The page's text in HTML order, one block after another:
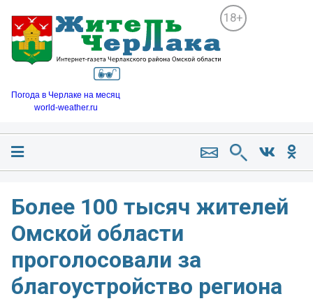
18+
Погода в Черлаке на месяц
world-weather.ru
Более 100 тысяч жителей
Омской области
проголосовали за
благоустройство региона